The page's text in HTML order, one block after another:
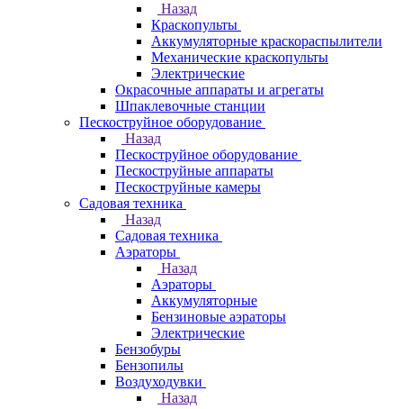
Назад
Краскопульты
Аккумуляторные краскораспылители
Механические краскопульты
Электрические
Окрасочные аппараты и агрегаты
Шпаклевочные станции
Пескоструйное оборудование
Назад
Пескоструйное оборудование
Пескоструйные аппараты
Пескоструйные камеры
Садовая техника
Назад
Садовая техника
Аэраторы
Назад
Аэраторы
Аккумуляторные
Бензиновые аэраторы
Электрические
Бензобуры
Бензопилы
Воздуходувки
Назад